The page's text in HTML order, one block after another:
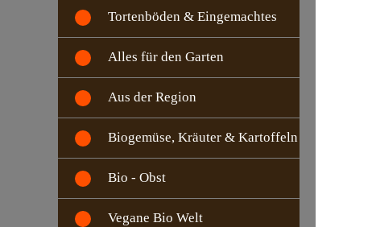
Tortenböden & Eingemachtes
Alles für den Garten
Aus der Region
Biogemüse, Kräuter & Kartoffeln
Bio - Obst
Vegane Bio Welt